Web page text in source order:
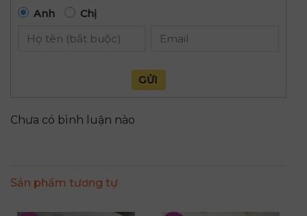
Anh Chị
GỬI
Chưa có bình luận nào
Sản phẩm tương tự